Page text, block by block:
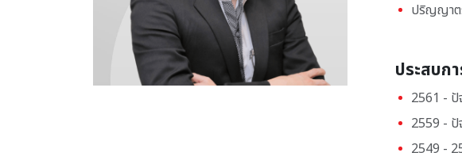
ปริญญาต
ประสบก
2561 -
2559 -
2549 -